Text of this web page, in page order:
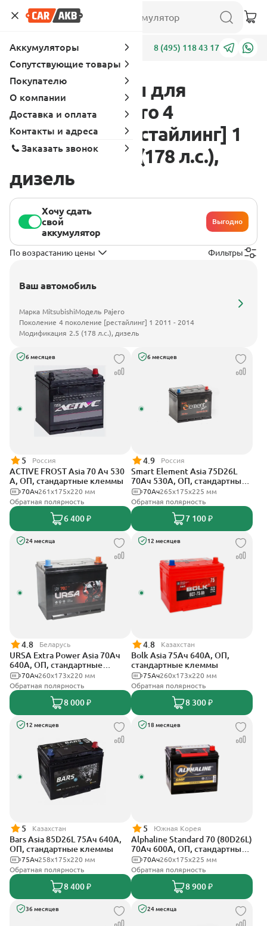
Адреса 8 (495) 118 43 17
Аккумуляторы для
Mitsubishi Pajero 4
поколение [рестайлинг] 1
2011 - 2014 2.5 (178 л.с.),
дизель
Хочу сдать
свой
аккумулятор
Выгодно
По возрастанию цены Фильтры
Ваш автомобиль
Марка MitsubishiМодель Pajero
Поколение 4 поколение [рестайлинг] 1 2011 - 2014
Модификация 2.5 (178 л.с.), дизель
6 месяцев
5 Россия
ACTIVE FROST Asia 70 Ач 530
А, ОП, стандартные клеммы
261x175x220 мм
70Ач
Обратная полярность
6 400 ₽
6 месяцев
4.9 Россия
Smart Element Asia 75D26L
70Ач 530А, ОП, стандартные
клеммы265x175x225 мм
70Ач
Обратная полярность
7 100 ₽
24 месяца
4.8 Беларусь
URSA Extra Power Asia 70Ач
640А, ОП, стандартные
клеммы260x173x220 мм
70Ач
Обратная полярность
8 000 ₽
12 месяцев
4.8 Казахстан
Bolk Asia 75Ач 640А, ОП,
стандартные клеммы
260x173x220 мм
75Ач
Обратная полярность
8 300 ₽
12 месяцев
5 Казахстан
Bars Asia 85D26L 75Ач 640А,
ОП, стандартные клеммы
258х175х220 мм
75Ач
Обратная полярность
8 400 ₽
18 месяцев
5 Южная Корея
Alphaline Standard 70 (80D26L)
70Ач 600А, ОП, стандартные
клеммы260х175х225 мм
70Ач
Обратная полярность
8 900 ₽
36 месяцев 24 месяца
Аккумуляторы
Сопутствующие товары
Покупателю
О компании
Доставка и оплата
Контакты и адреса
Заказать звонок